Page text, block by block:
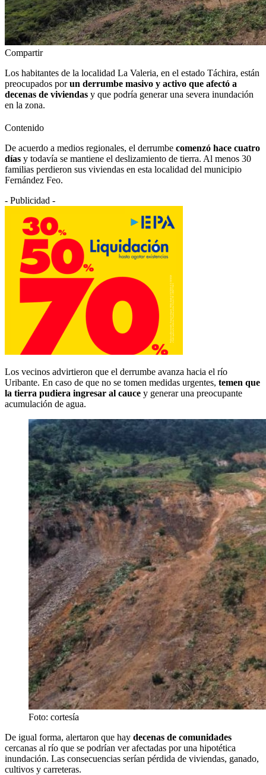
Compartir
Los habitantes de la localidad La Valeria, en el estado Táchira, están
preocupados porun derrumbe masivo y activo que afectó a
decenas de viviendas y que podría generar una severa inundación
en la zona.
Contenido
De acuerdo a medios regionales, el derrumbe comenzó hace cuatro
días y todavía se mantiene el deslizamiento de tierra. Al menos 30
familias perdieron sus viviendas en esta localidad del municipio
Fernández Feo.
- Publicidad -
Los vecinos advirtieron que el derrumbe avanza hacia el río
Uribante. En caso de que no se tomen medidas urgentes, temen que
la tierra pudiera ingresar al cauce y generar una preocupante
acumulación de agua.
Foto: cortesía
De igual forma, alertaron que hay decenas de comunidades
cercanas al río que se podrían ver afectadas por una hipotética
inundación. Las consecuencias serían pérdida de viviendas, ganado,
cultivos y carreteras.